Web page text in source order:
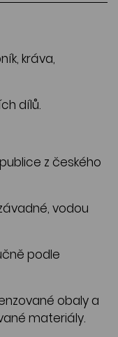
kráva,
dílů.
z českého
vodou
podle
obaly a
materiály.